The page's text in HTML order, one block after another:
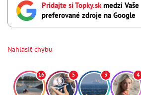
Pridajte si Topky.skmedzi Vaše
preferované zdroje na Google
Nahlásiť chybu
16 5 3 4